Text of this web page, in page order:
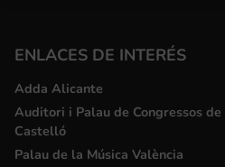
ENLACES DE INTERÉS
Adda Alicante
Auditori i Palau de Congressos de
Castelló
Palau de la Música València